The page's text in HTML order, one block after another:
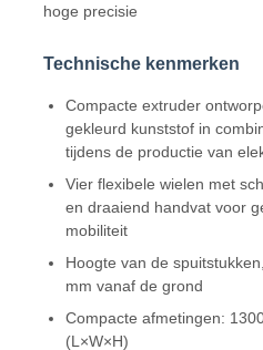
Thuis
Producten
Over ons
hoge precisie
Technische kenmerken
Compacte extruder
gekleurd kunststof in
tijdens de productie van
Vier flexibele wielen met
en draaiend handvat voor
mobiliteit
Hoogte van de
mm vanaf de grond
Compacte afmetingen:
(L×W×H)